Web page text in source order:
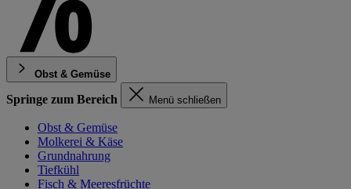
Obst & Gemüse
Springe zum Bereich Menü schließen
Obst & Gemüse
Molkerei & Käse
Grundnahrung
Tiefkühl
Fisch & Meeresfrüchte